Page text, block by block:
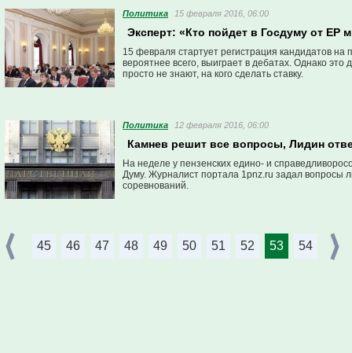
Политика 15 февраля 2016, 06:00
Эксперт: «Кто пойдет в Госдуму от ЕР
15 февраля стартует регистрация кандидатов
вероятнее всего, выиграет в дебатах. Однако
просто не знают, на кого сделать ставку.
Политика 12 февраля 2016, 06:00
Камнев решит все вопросы, Лидин
На неделе у пензенских едино- и
Думу. Журналист портала 1pnz.ru задал вопросы
соревнований.
45 46 47 48 49 50 51 52 53 54